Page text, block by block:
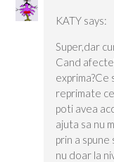
KATY says:
Super,dar
Cand
reprimate
poti avea
ajuta sa nu
prin a
nu doar la